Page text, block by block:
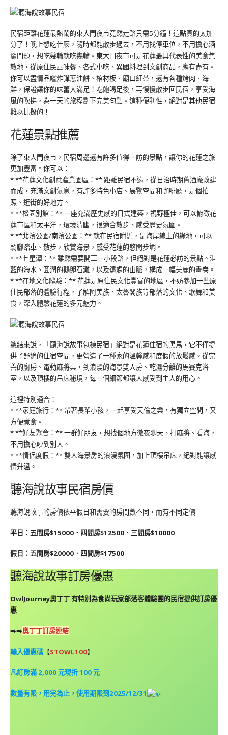
民宿距離花蓮最熱鬧的東大門夜市竟然走路只需5分鐘！這點真的太加
分了！晚上想吃什麼，隨時都能散步過去，不用找停車位，不用擔心酒
駕問題，想吃幾輪就吃幾輪。東大門夜市可是花蓮最具代表性的美食集
散地，從原住民風味餐、各式小吃、異國料理到文創商品，應有盡有。
你可以盡情品嚐炸彈蔥油餅、棺材板、廟口紅茶，還有各種烤肉、海
鮮，保證讓你的味蕾大滿足！吃飽喝足後，再慢慢散步回民宿，享受海
風的吹拂，為一天的旅程劃下完美句點。這種便利性，絕對是其他民宿
難以比擬的！
花蓮景點推薦
除了東大門夜市，民宿周邊還有許多值得一訪的景點，讓你的花蓮之旅
更加豐富。你可以：
* **花蓮文化創意產業園區：** 距離民宿不遠，從日治時期舊酒廠改建
而成，充滿文創氣息，有許多特色小店、展覽空間和咖啡廳，是個拍
照、逛街的好地方。
* **松園別館：** 一座充滿歷史感的日式建築，視野極佳，可以俯瞰花
蓮市區和太平洋，環境清幽，很適合散步、感受歷史氛圍。
* **北濱公園/南濱公園：** 就在民宿附近，是海岸線上的綠地，可以
騎腳踏車、散步，欣賞海景，感受花蓮的悠閒步調。
* **七星潭：** 雖然需要開車一小段路，但絕對是花蓮必訪的景點。湛
藍的海水、圓潤的鵝卵石灘，以及遠處的山脈，構成一幅美麗的畫卷。
* **在地文化體驗：** 花蓮是原住民文化豐富的地區，不妨參加一些原
住民部落的體驗行程，了解阿美族、太魯閣族等部落的文化、歌舞和美
食，深入體驗花蓮的多元魅力。
總結來說，「聽海說故事包棟民宿」絕對是花蓮住宿的黑馬，它不僅提
供了舒適的住宿空間，更營造了一種家的溫馨感和度假的放鬆感。從完
善的廚房、電動麻將桌，到浪漫的海景雙人房、乾濕分離的馬賽克浴
室，以及頂樓的吊床秘境，每一個細節都讓人感受到主人的用心。
這裡特別適合：
* **家庭旅行：** 帶著長輩小孩，一起享受天倫之樂，有獨立空間，又
方便煮食。
* **好友聚會：** 一群好朋友，想找個地方徹夜聊天、打麻將、看海，
不用擔心吵到別人。
* **情侶度假：** 雙人海景房的浪漫氛圍，加上頂樓吊床，絕對能讓感
情升溫。
聽海說故事民宿房價
聽海說故事的房價依平假日和需要的房間數不同，而有不同定價
平日：五間房$15000．四間房$12500．三間房$10000
假日：五間房$20000．四間房$17500
聽海說故事訂房優惠
OwlJourney奧丁丁 有特別為食尚玩家部落客體驗團的民宿提供訂房優
惠
➡️➡️奧丁丁訂房連結
輸入優惠碼 【STOWL100】
凡訂房滿 2,000 元現折 100 元
數量有限，用完為止，使用期限到2025/12/31